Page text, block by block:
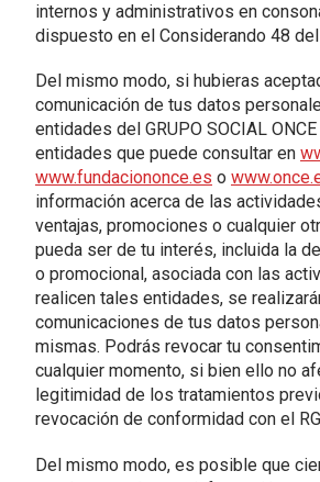
internos y administrativos en
dispuesto en el Considerando 48 del
Del mismo modo, si hubieras
comunicación de tus datos
entidades del GRUPO SOCIAL
entidades que puede consultar en
www.fundaciononce.es o
información acerca de las
ventajas, promociones o cualquier
pueda ser de tu interés, incluida la
o promocional, asociada con las
realicen tales entidades, se
comunicaciones de tus datos
mismas. Podrás revocar tu
cualquier momento, si bien ello no
legitimidad de los tratamientos
revocación de conformidad con el
Del mismo modo, es posible que